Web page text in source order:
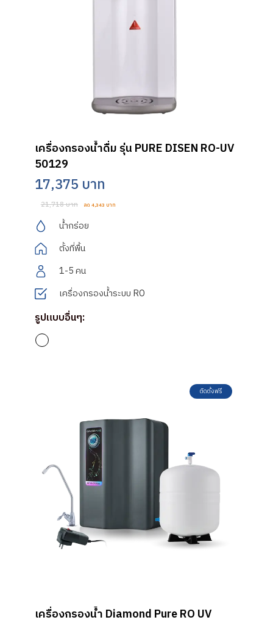
เครื่องกรองน้ำดื่ม รุ่น PURE DISEN RO-UV
50129
17,375 บาท
21,718 บาท ลด 4,343 บาท
น้ำกร่อย
ตั้งที่พื้น
1-5 คน
เครื่องกรองน้ำระบบ RO
รูปแบบอื่นๆ:
ติดตั้งฟรี
เครื่องกรองน้ำ Diamond Pure RO UV